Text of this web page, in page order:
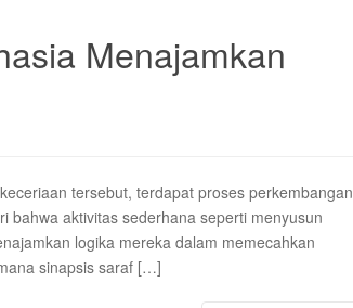
Menajamkan
tersebut, terdapat proses perkembangan
bahwa aktivitas sederhana seperti menyusun
logika mereka dalam memecahkan
sinapsis saraf […]